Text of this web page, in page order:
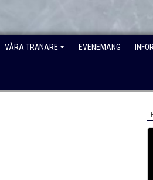
VÅRA TRÄNARE EVENEMANG